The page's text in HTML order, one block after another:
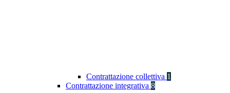
Contrattazione collettiva 1
Contrattazione integrativa 8